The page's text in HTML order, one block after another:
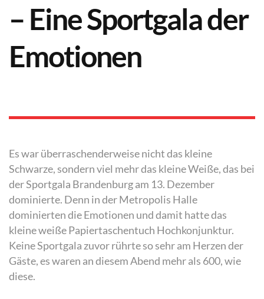
– Eine Sportgala der
Emotionen
Es war überraschenderweise nicht das kleine
Schwarze, sondern viel mehr das kleine Weiße, das bei
der Sportgala Brandenburg am 13. Dezember
dominierte. Denn in der Metropolis Halle
dominierten die Emotionen und damit hatte das
kleine weiße Papiertaschentuch Hochkonjunktur.
Keine Sportgala zuvor rührte so sehr am Herzen der
Gäste, es waren an diesem Abend mehr als 600, wie
diese.